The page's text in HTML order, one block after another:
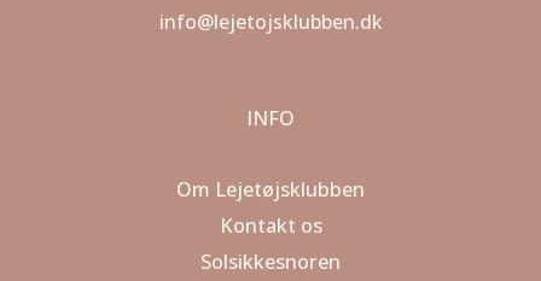
info@lejetojsklubben.dk
INFO
Om Lejetøjsklubben
Kontakt os
Solsikkesnoren